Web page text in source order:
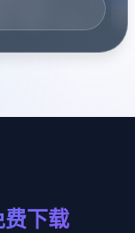
下载